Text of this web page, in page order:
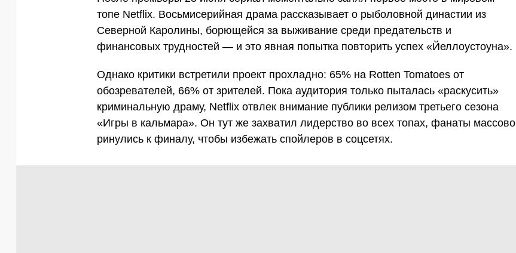
топе Netflix. Восьмисерийная драма рассказывает о рыболовной династии из
Северной Каролины, борющейся за выживание среди предательств и
финансовых трудностей — и это явная попытка повторить успех «Йеллоустоуна».
Однако критики встретили проект прохладно: 65% на Rotten Tomatoes от
обозревателей, 66% от зрителей. Пока аудитория только пыталась «раскусить»
криминальную драму, Netflix отвлек внимание публики релизом третьего сезона
«Игры в кальмара». Он тут же захватил лидерство во всех топах, фанаты массово
ринулись к финалу, чтобы избежать спойлеров в соцсетях.